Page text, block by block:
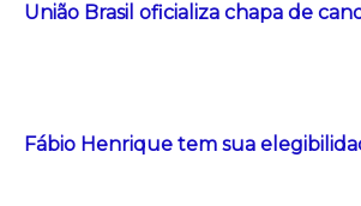
União Brasil oficializa chapa de
Fábio Henrique tem sua